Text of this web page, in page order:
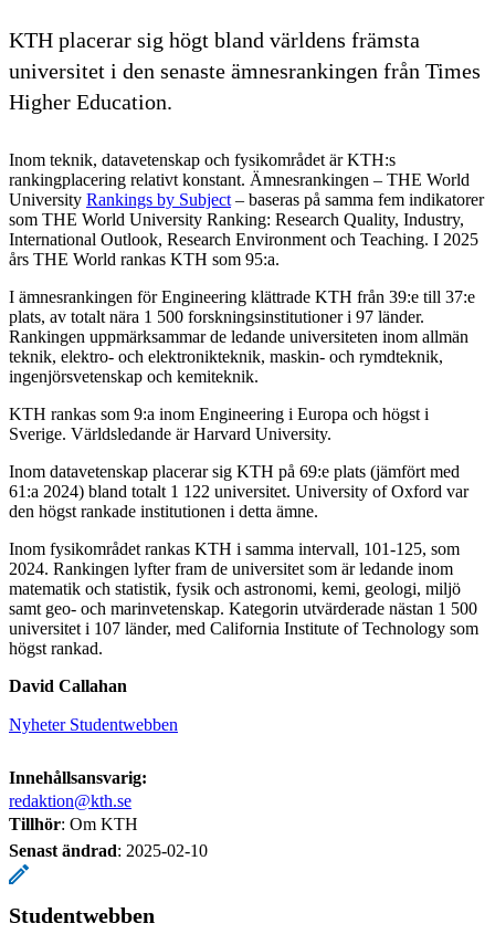
KTH placerar sig högt bland världens främsta
universitet i den senaste ämnesrankingen från Times
Higher Education.
Inom teknik, datavetenskap och fysikområdet är KTH:s
rankingplacering relativt konstant. Ämnesrankingen – THE World
University Rankings by Subject – baseras på samma fem indikatorer
som THE World University Ranking: Research Quality, Industry,
International Outlook, Research Environment och Teaching. I 2025
års THE World rankas KTH som 95:a.
I ämnesrankingen för Engineering klättrade KTH från 39:e till 37:e
plats, av totalt nära 1 500 forskningsinstitutioner i 97 länder.
Rankingen uppmärksammar de ledande universiteten inom allmän
teknik, elektro- och elektronikteknik, maskin- och rymdteknik,
ingenjörsvetenskap och kemiteknik.
KTH rankas som 9:a inom Engineering i Europa och högst i
Sverige. Världsledande är Harvard University.
Inom datavetenskap placerar sig KTH på 69:e plats (jämfört med
61:a 2024) bland totalt 1 122 universitet. University of Oxford var
den högst rankade institutionen i detta ämne.
Inom fysikområdet rankas KTH i samma intervall, 101-125, som
2024. Rankingen lyfter fram de universitet som är ledande inom
matematik och statistik, fysik och astronomi, kemi, geologi, miljö
samt geo- och marinvetenskap. Kategorin utvärderade nästan 1 500
universitet i 107 länder, med California Institute of Technology som
högst rankad.
David Callahan
Nyheter Studentwebben
Innehållsansvarig:
redaktion@kth.se
Tillhör: Om KTH
Senast ändrad: 2025-02-10
Studentwebben